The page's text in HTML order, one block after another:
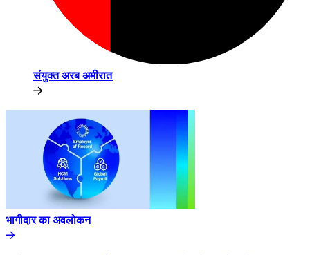
संयुक्त अरब अमीरात​​
भागीदार का अवलोकन​​